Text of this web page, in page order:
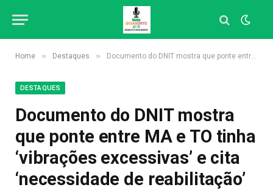
Home » Destaques » Documento do DNIT mostra que ponte entre MA e TO tinha ‘vibrações excessivas’ e cita ‘necessidade de reabilitação’
DESTAQUES
Documento do DNIT mostra
que ponte entre MA e TO tinha
‘vibrações excessivas’ e cita
‘necessidade de reabilitação’